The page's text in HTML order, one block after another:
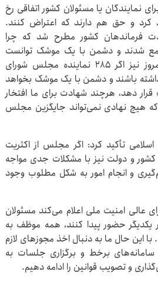
نمایندگان یا مسئولان کشور اتفاقی رخ
کرد و حق هم دارند که اعتراض کنند.
فرماندهان کشور مطرح شد که چرا
شدند و دشمن با یک موشک توانست
آن‌ها را هدف قرار دهد. امروز نیز اگر ۲۸۵ نماینده مجلس شورای
باشند و دشمن با یک موشک بخواهد
دهد، هرچند شهادت برای ما افتخار
هیچ نهادی نمی‌تواند جایگزین مجلس
تأکید کرد: اگر مجلس از اکثریت
کشور و دولت نیز با مشکلات جدی مواجه
و انجام امور به شکل مطلوب وجود
عالی امنیت ملی اعلام می‌کند مسئولان
یکدیگر حضور پیدا کنند، همه موظف به
این حال ما به دنبال اخذ مجوزهای لازم
سامانه‌های برخط و برگزاری جلسات به
و تصویب قوانین را ادامه دهیم.